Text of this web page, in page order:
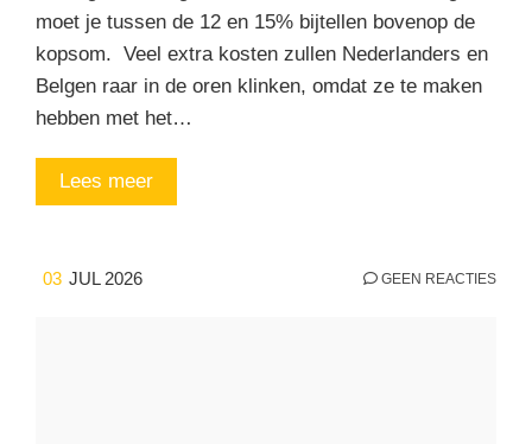
moet je tussen de 12 en 15% bijtellen bovenop de
kopsom. Veel extra kosten zullen Nederlanders en
Belgen raar in de oren klinken, omdat ze te maken
hebben met het…
Lees meer
03 JUL 2026 GEEN REACTIES